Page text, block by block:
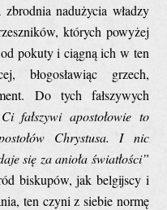
nadużycia władzy
których powyżej
pokuty i ciągną ich w ten
błogosławiąc grzech,
Do tych fałszywych
Ci fałszywi apostołowie to
Chrystusa. I nic
się za anioła światłości”
biskupów, jak belgijscy i
ten czyni z siebie normę